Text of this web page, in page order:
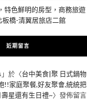
特色鮮明的房型，商務旅遊
橋-清翼居旅店二館
近期留言
」於〈台中美食|聚 日式鍋物
!!家庭聚餐,好友聚會,統統把
星還有生日禮~〉發佈留言